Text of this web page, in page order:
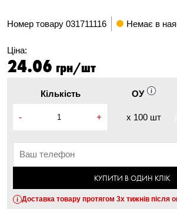
Номер товару 031711116 Немає в
Ціна:
24.06 грн/шт
Кількість
- +
ОУ
x 100 шт
КУПИТИ В ОДИН КЛІК
Доставка товару протягом 3х тижнів після